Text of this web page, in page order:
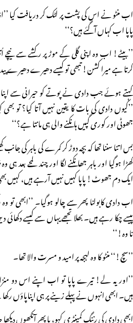
اب منٹو نے اس کی پشت پر لٹک کر دریافت کیا
پاپا اب کہاں آگئے ہیں؟‘‘
’’بیٹے! اب وہ اپنی گلی کے موڑ پر رکشے سے نیچے
کرتا ہے میرا کشن! تبھی تو کیسے دھیرے
کہتے ہوئے جب دادی نے پوتے کو حیرانی سے
’’کیوں دادی کی بات کا یقین نہیں آتا کیا؟ تو
جھوٹی اور کوری گپیں ہانکنے والی ہی مانتا ہے؟‘‘
بس اتنا سننا تھا کہ بچہ دوڑ کر کمرے کی باہر کی
کھڑا ہوگیا اور باہر جھانکنے لگا اور چند لمحے بعد
ایک دم جھوٹ! پاپا کہیں نہیں آرہے ہیں، کہیں
اب دادی کابولنا پھر سے چالو ہوگیا۔ ’’ابھی
پیسے چکا رہے ہیں۔ بھلا تجھے یہاں سے کیسے
نا وہ!‘‘
’’سچ!‘‘ منٹو کا وہ لہجہ پر امید و مسرت والا تھا۔
’’اور یہ لے! تیرے پاپا تو اب اپنے اس دو
ہیں۔ ابھی انہوں نے پہلے زینے پر ہی اپناپاؤں
ابھی دادی کی رننگ کمینٹری کہو، یا پھر آنکھوں